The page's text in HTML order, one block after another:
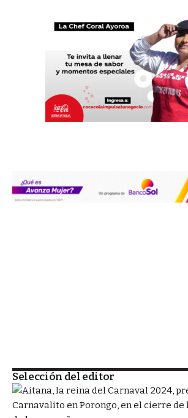
Selección del editor